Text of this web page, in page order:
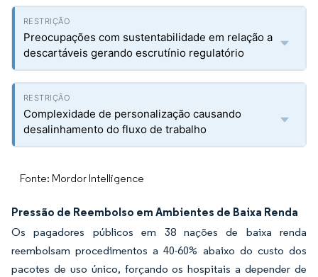
Preocupações com sustentabilidade em relação a
descartáveis gerando escrutínio regulatório
Complexidade de personalização causando
desalinhamento do fluxo de trabalho
Fonte: Mordor Intelligence
Pressão de Reembolso em Ambientes de Baixa Renda
Os pagadores públicos em 38 nações de baixa renda
reembolsam procedimentos a 40-60% abaixo do custo dos
pacotes de uso único, forçando os hospitais a depender de